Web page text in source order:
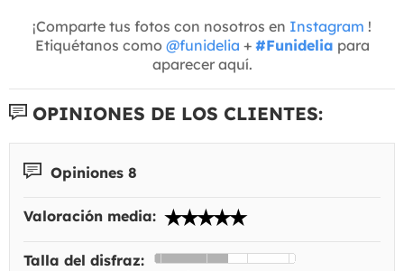
¡Comparte tus fotos con nosotros en Instagram !
Etiquétanos como @funidelia + #Funidelia para
aparecer aquí.
OPINIONES DE LOS CLIENTES:
Opiniones 8
Valoración media:
Talla del disfraz: